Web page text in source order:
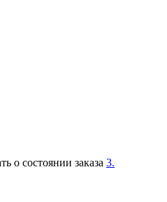
о состоянии заказа 3.